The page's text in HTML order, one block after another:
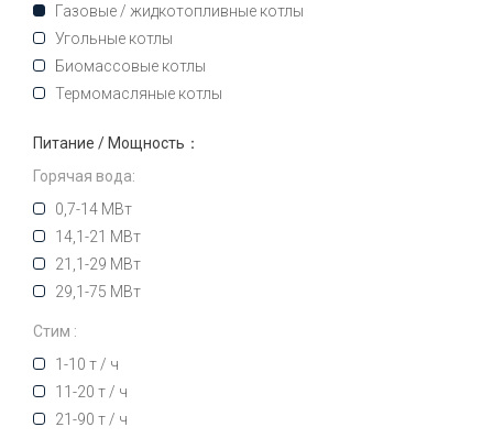
Газовые / жидкотопливные котлы
Угольные котлы
Биомассовые котлы
Термомасляные котлы
Питание / Мощность：
Горячая вода:
0,7-14 МВт
14,1-21 МВт
21,1-29 МВт
29,1-75 МВт
Стим :
1-10 т / ч
11-20 т / ч
21-90 т / ч